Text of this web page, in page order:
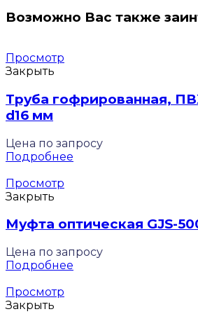
Возможно Вас также
Просмотр
Закрыть
Труба гофрированная,
d16 мм
Цена по запросу
Подробнее
Просмотр
Закрыть
Муфта оптическая GJS-
Цена по запросу
Подробнее
Просмотр
Закрыть